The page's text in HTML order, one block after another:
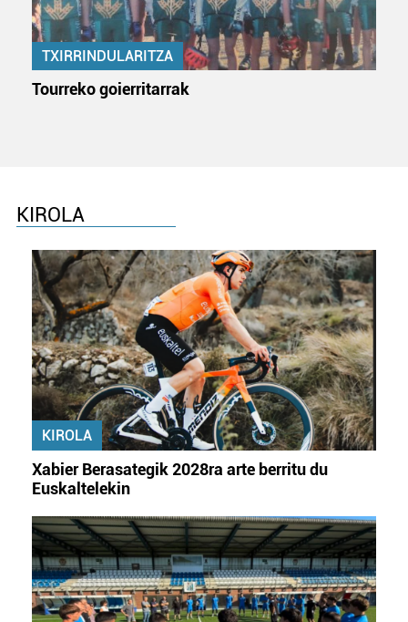
Lortu zure datu pertsonalak prozesatzeko moduari
buruzko informazio gehiago eta ezarri zure lehentasunak
datuen atalean. Edozein unetan alda edo ken dezakezu
zure baimena Cookieen adierazpenean.
erabiltzeko baimen esplizitua ematen diguzu.
irakurri
TXIRRINDULARITZA
Tourreko goierritarrak
KIROLA
KIROLA
Xabier Berasategik 2028ra arte berritu du
Euskaltelekin